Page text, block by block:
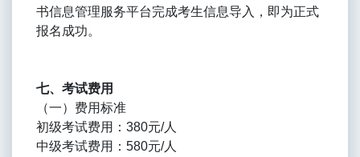
书信息管理服务平台完成考生信息导入，即为正式
报名成功。
七、考试费用
（一）费用标准
初级考试费用：380元/人
中级考试费用：580元/人